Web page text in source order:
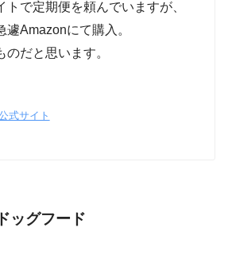
トで定期便を頼んでいますが、
遽Amazonにて購入。
だと思います。
式サイト
ッグフード